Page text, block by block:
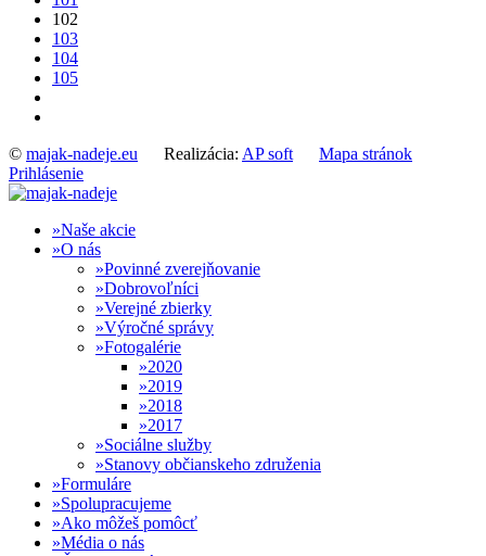
102
103
104
105
© majak-nadeje.eu Realizácia: AP soft
Mapa stránok
Prihlásenie
Naše akcie
O nás
Povinné zverejňovanie
Dobrovoľníci
Verejné zbierky
Výročné správy
Fotogalérie
2020
2019
2018
2017
Sociálne služby
Stanovy občianskeho združenia
Formuláre
Spolupracujeme
Ako môžeš pomôcť
Média o nás